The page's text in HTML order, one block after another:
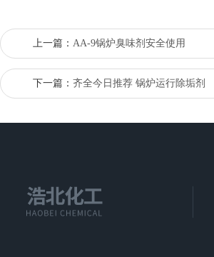
上一篇： AA-9锅炉臭味剂安全使用
下一篇： 齐全今日推荐 锅炉运行除垢剂